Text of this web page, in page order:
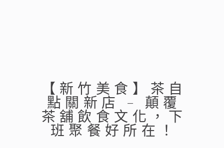
【新竹美食】茶自
點關新店 – 顛覆
茶舖飲食文化，下
班聚餐好所在！